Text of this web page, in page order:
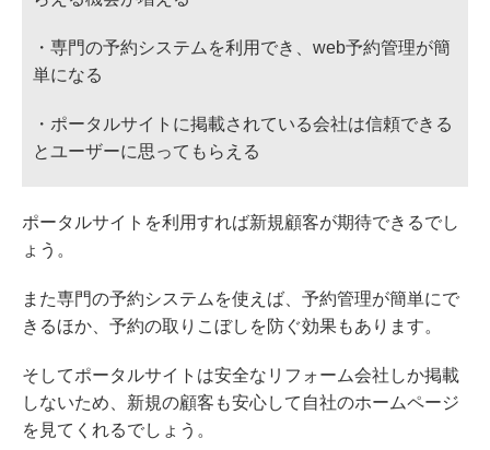
・専門の予約システムを利用でき、web予約管理が簡
単になる
・ポータルサイトに掲載されている会社は信頼できる
とユーザーに思ってもらえる
ポータルサイトを利用すれば新規顧客が期待できるでし
ょう。
また専門の予約システムを使えば、予約管理が簡単にで
きるほか、予約の取りこぼしを防ぐ効果もあります。
そしてポータルサイトは安全なリフォーム会社しか掲載
しないため、新規の顧客も安心して自社のホームページ
を見てくれるでしょう。